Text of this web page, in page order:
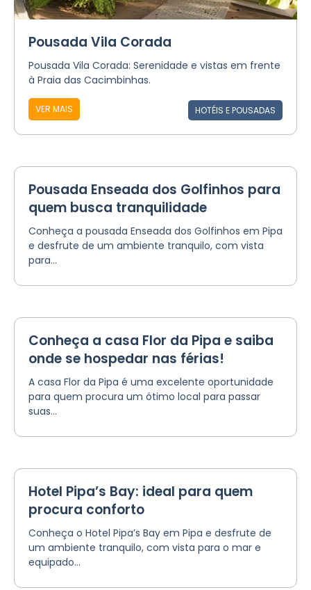
Pousada Vila Corada
Pousada Vila Corada: Serenidade e vistas em frente
à Praia das Cacimbinhas.
VER MAIS HOTÉIS E POUSADAS
Pousada Enseada dos Golfinhos para
quem busca tranquilidade
Conheça a pousada Enseada dos Golfinhos em Pipa
e desfrute de um ambiente tranquilo, com vista
para...
Conheça a casa Flor da Pipa e saiba
onde se hospedar nas férias!
A casa Flor da Pipa é uma excelente oportunidade
para quem procura um ótimo local para passar
suas...
Hotel Pipa’s Bay: ideal para quem
procura conforto
Conheça o Hotel Pipa’s Bay em Pipa e desfrute de
um ambiente tranquilo, com vista para o mar e
equipado...